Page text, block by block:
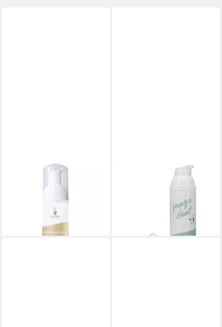
lieferbar - in 3-4 Werktagen bei dir
Gesichtsfluid BIOTURM
lieferbar - in 3-4 Werktagen bei dir